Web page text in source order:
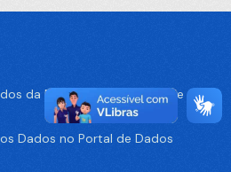
da Prefeitura da Cidade de
Dados no Portal de Dados